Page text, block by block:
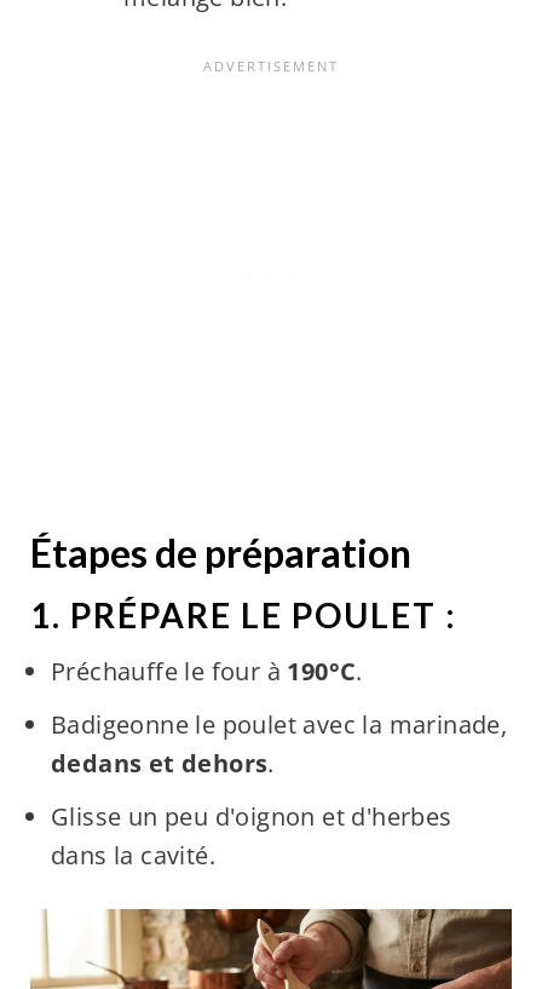
Étapes de préparation
1. PRÉPARE LE POULET :
Préchauffe le four à 190°C.
Badigeonne le poulet avec la marinade,
dedans et dehors.
Glisse un peu d'oignon et d'herbes
dans la cavité.